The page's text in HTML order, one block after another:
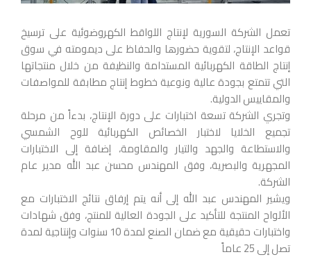
تعمل الشركة السورية لإنتاج اللواقط الكهروضوئية على ترسيخ
قواعد الإنتاج، لتقوية حضورها والحفاظ على ديمومته في سوق
إنتاج الطاقة الكهربائية المستدامة والنظيفة من خلال منتجاتها
التي تتمتع بجودة عالية ونوعية خطوط إنتاج مطابقة للمواصفات
والمقاييس الدولية.
وتجري الشركة تسعة اختبارات على دورة الإنتاج، بدءاً من مرحلة
تجميع الخلايا لاختبار الخصائص الكهربائية للوح الشمسي
والاستطاعة والجهد والتيار والمقاومة، إضافة إلى الاختبارات
المجهرية والبصرية، وفق المهندس محسن عبد الله مدير عام
الشركة.
ويشير المهندس عبد الله إلى أنه يتم إرفاق نتائج الاختبارات مع
الألواح المنتجة للتأكيد على الجودة العالية للمنتج، وفق شهادات
واختبارات حقيقية مع ضمان الصنع لمدة 10 سنوات وإنتاجية لمدة
تصل إلى 25 عاماً